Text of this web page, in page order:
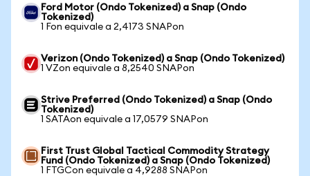
Ford Motor (Ondo Tokenized) a Snap (Ondo
Tokenized)
1 Fon equivale a 2,4173 SNAPon
Verizon (Ondo Tokenized) a Snap (Ondo Tokenized)
1 VZon equivale a 8,2540 SNAPon
Strive Preferred (Ondo Tokenized) a Snap (Ondo
Tokenized)
1 SATAon equivale a 17,0579 SNAPon
First Trust Global Tactical Commodity Strategy
Fund (Ondo Tokenized) a Snap (Ondo Tokenized)
1 FTGCon equivale a 4,9288 SNAPon